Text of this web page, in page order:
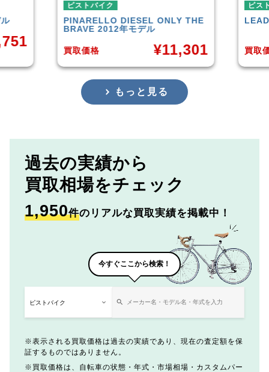
THE
ピストバイク
LEADER721TR 2023年モデル
買取価格
¥ 42,000
もっと見る
過去の実績から
買取相場をチェック
1,950件のリアルな買取実績を掲載中！
今すぐここから検索！
表示される買取価格は過去の実績であり、現在の査定額を保
証するものではありません。
買取価格は、自転車の状態・年式・市場相場・カスタムパー